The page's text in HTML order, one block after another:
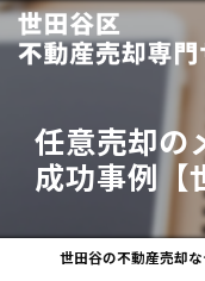
任意売却の
成功事例
世田